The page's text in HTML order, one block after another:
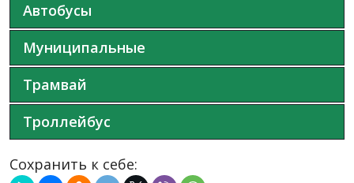
Сохранить к себе:
Автобусы
Муниципальные
Трамвай
Троллейбус